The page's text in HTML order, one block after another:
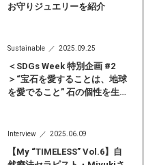
お守りジュエリーを紹介
Sustainable 2025.09.25
＜SDGs Week 特別企画 #2
＞“宝石を愛することは、地球
を愛でること” 石の個性を生か
らしい輝き」
Interview 2025.06.09
【My “TIMELESS” Vol.6】自